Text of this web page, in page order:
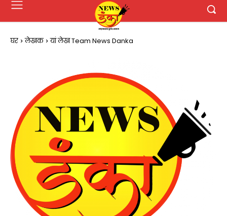
घर लेखक यां लेख Team News Danka